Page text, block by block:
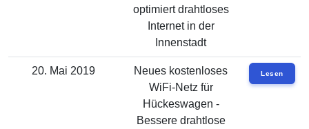
optimiert drahtloses
Internet in der
Innenstadt
20. Mai 2019
Neues kostenloses
WiFi-Netz für
Hückeswagen -
Bessere drahtlose
Lesen